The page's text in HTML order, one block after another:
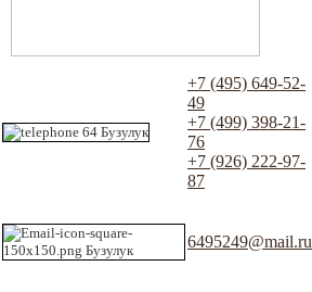
+7 (495) 649-52-
49
+7 (499) 398-21-
76
+7 (926) 222-97-
87
6495249@mail.ru